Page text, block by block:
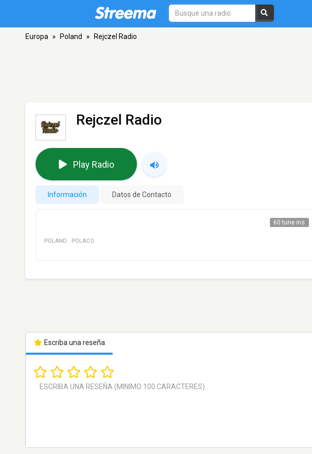
Europa » Poland » Rejczel Radio
Rejczel Radio
Play Radio
Información Datos de Contacto
60 tune ins
POLAND · POLACO
Escriba una reseña